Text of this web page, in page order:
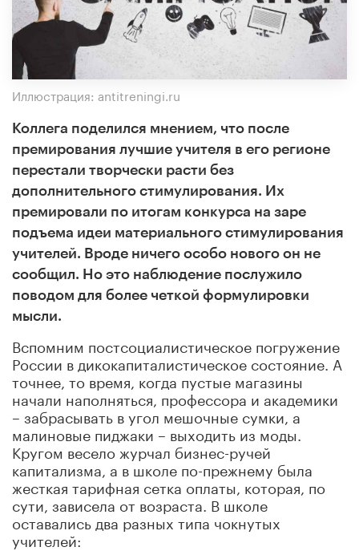
Иллюстрация: antitreningi.ru
Коллега поделился мнением, что после
премирования лучшие учителя в его регионе
перестали творчески расти без
дополнительного стимулирования. Их
премировали по итогам конкурса на заре
подъема идеи материального стимулирования
учителей. Вроде ничего особо нового он не
сообщил. Но это наблюдение послужило
поводом для более четкой формулировки
мысли.
Вспомним постсоциалистическое погружение
России в дикокапиталистическое состояние. А
точнее, то время, когда пустые магазины
начали наполняться, профессора и академики
– забрасывать в угол мешочные сумки, а
малиновые пиджаки – выходить из моды.
Кругом весело журчал бизнес-ручей
капитализма, а в школе по-прежнему была
жесткая тарифная сетка оплаты, которая, по
сути, зависела от возраста. В школе
оставались два разных типа чокнутых
учителей: